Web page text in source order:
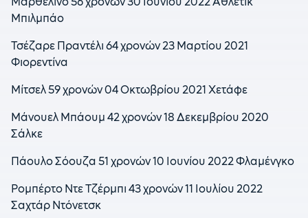
Μπιλμπάο
Τσέζαρε Πραντέλι 64 χρονών 23 Μαρτίου 2021
Φιορεντίνα
Μίτσελ 59 χρονών 04 Οκτωβρίου 2021 Χετάφε
Μάνουελ Μπάουμ 42 χρονών 18 Δεκεμβρίου 2020
Σάλκε
Πάουλο Σόουζα 51 χρονών 10 Ιουνίου 2022 Φλαμένγκο
Ρομπέρτο Ντε Τζέρμπι 43 χρονών 11 Ιουλίου 2022
Σαχτάρ Ντόνετσκ